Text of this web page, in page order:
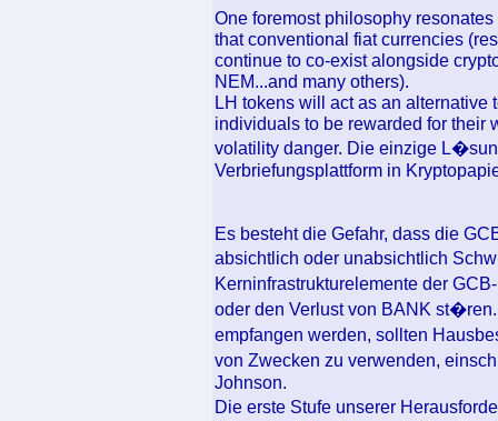
One foremost philosophy
that conventional fiat currencies
continue to co-exist alongside
NEM...and many others).
LH tokens will act as an alternative
individuals to be rewarded for their
volatility danger. Die einzige
Verbriefungsplattform in
Es besteht die Gefahr, dass die
absichtlich oder unabsichtlich
Kerninfrastrukturelemente der
oder den Verlust von BANK
empfangen werden, sollten
von Zwecken zu verwenden,
Johnson.
Die erste Stufe unserer